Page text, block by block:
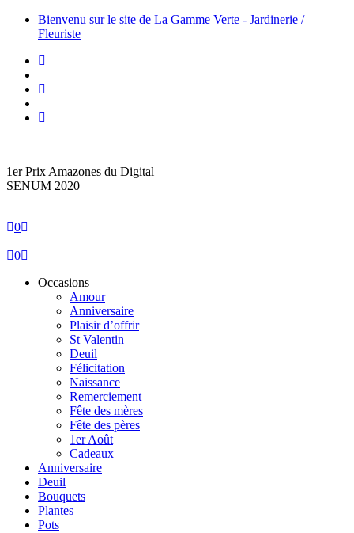
Bienvenu sur le site de La Gamme Verte - Jardinerie /
Fleuriste
1er Prix Amazones du Digital
SENUM 2020
0
0
Occasions
Amour
Anniversaire
Plaisir d’offrir
St Valentin
Deuil
Félicitation
Naissance
Remerciement
Fête des mères
Fête des pères
1er Août
Cadeaux
Anniversaire
Deuil
Bouquets
Plantes
Pots